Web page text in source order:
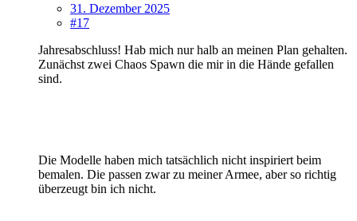
31. Dezember 2025
#17
Jahresabschluss! Hab mich nur halb an meinen Plan gehalten.
Zunächst zwei Chaos Spawn die mir in die Hände gefallen
sind.
Die Modelle haben mich tatsächlich nicht inspiriert beim
bemalen. Die passen zwar zu meiner Armee, aber so richtig
überzeugt bin ich nicht.